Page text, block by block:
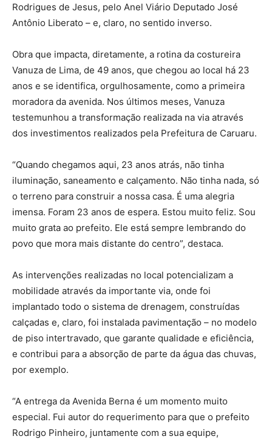
Rodrigues de Jesus, pelo Anel Viário Deputado José
Antônio Liberato – e, claro, no sentido inverso.
Obra que impacta, diretamente, a rotina da costureira
Vanuza de Lima, de 49 anos, que chegou ao local há 23
anos e se identifica, orgulhosamente, como a primeira
moradora da avenida. Nos últimos meses, Vanuza
testemunhou a transformação realizada na via através
dos investimentos realizados pela Prefeitura de Caruaru.
“Quando chegamos aqui, 23 anos atrás, não tinha
iluminação, saneamento e calçamento. Não tinha nada, só
o terreno para construir a nossa casa. É uma alegria
imensa. Foram 23 anos de espera. Estou muito feliz. Sou
muito grata ao prefeito. Ele está sempre lembrando do
povo que mora mais distante do centro”, destaca.
As intervenções realizadas no local potencializam a
mobilidade através da importante via, onde foi
implantado todo o sistema de drenagem, construídas
calçadas e, claro, foi instalada pavimentação – no modelo
de piso intertravado, que garante qualidade e eficiência,
e contribui para a absorção de parte da água das chuvas,
por exemplo.
“A entrega da Avenida Berna é um momento muito
especial. Fui autor do requerimento para que o prefeito
Rodrigo Pinheiro, juntamente com a sua equipe,